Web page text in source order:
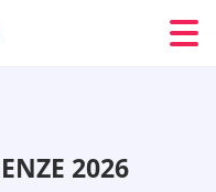
2026